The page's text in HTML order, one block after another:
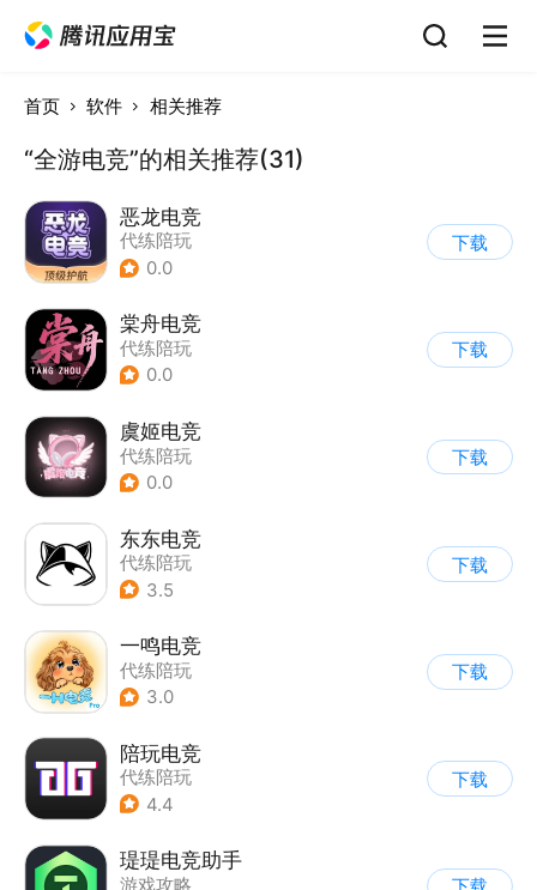
首页 软件 相关推荐
“全游电竞”的相关推荐(31)
恶龙电竞
代练陪玩
0.0
下载
棠舟电竞
代练陪玩
0.0
下载
虞姬电竞
代练陪玩
0.0
下载
东东电竞
代练陪玩
3.5
下载
一鸣电竞
代练陪玩
3.0
下载
陪玩电竞
代练陪玩
4.4
下载
瑅瑅电竞助手
游戏攻略